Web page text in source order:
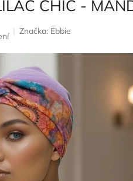
CHIC -
Značka: Ebbie